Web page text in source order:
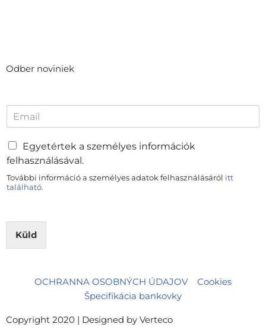
Odber noviniek
m
i
l
Egyetértek a személyes információk
felhasználásával.
További információ a személyes adatok felhasználásáról itt
található.
Küld
OCHRANNA OSOBNÝCH ÚDAJOV
Cookies
Špecifikácia bankovky
Copyright 2020 | Designed by Verteco